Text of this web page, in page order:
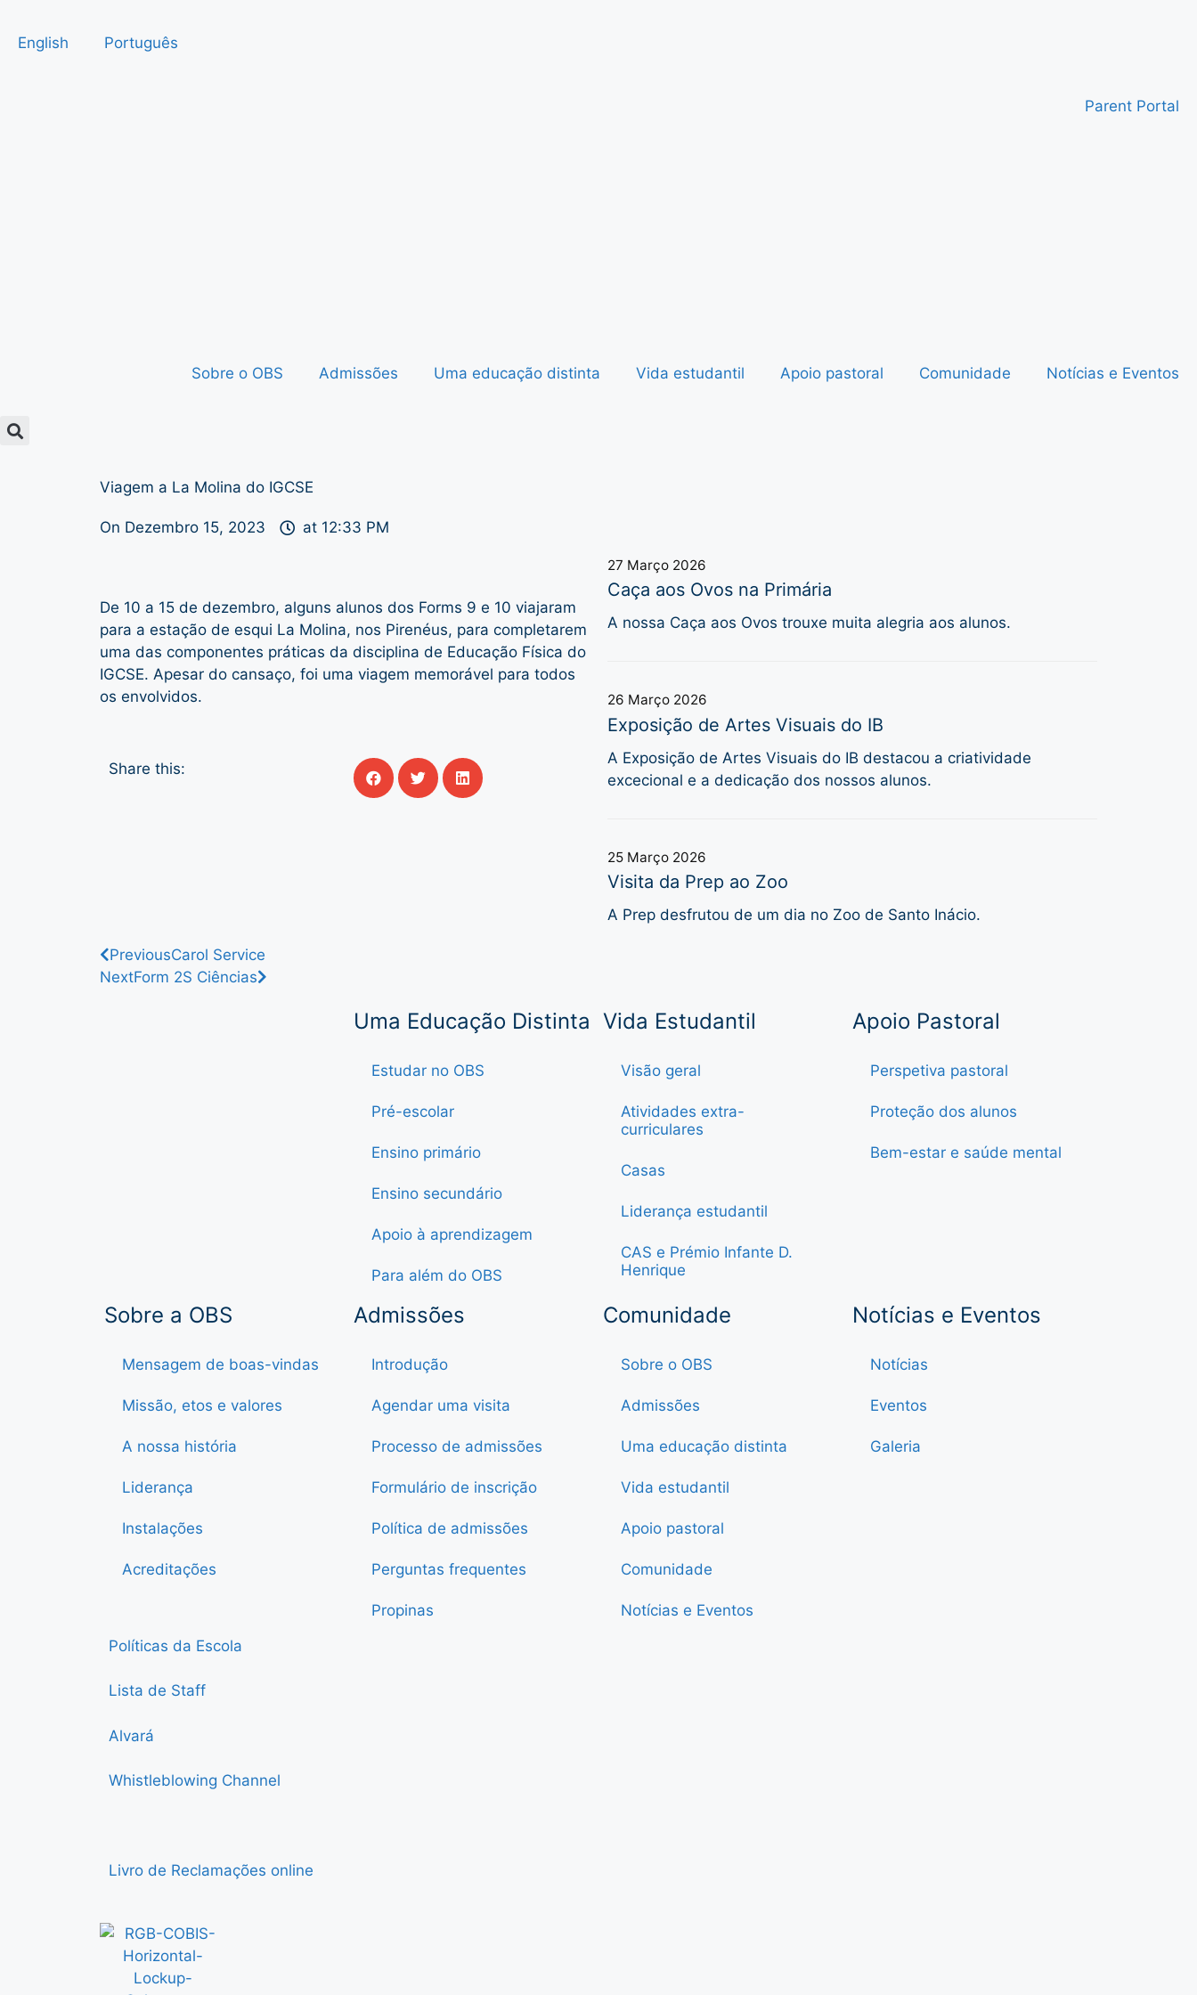
English Português
Parent Portal
Sobre o OBS Admissões Uma educação distinta Vida estudantil Apoio pastoral Comunidade Notícias e Eventos
Viagem a La Molina do IGCSE
On Dezembro 15, 2023 at 12:33 PM
De 10 a 15 de dezembro, alguns alunos dos Forms 9 e 10 viajaram
para a estação de esqui La Molina, nos Pirenéus, para completarem
uma das componentes práticas da disciplina de Educação Física do
IGCSE. Apesar do cansaço, foi uma viagem memorável para todos
os envolvidos.
Share this:
27 Março 2026
Caça aos Ovos na Primária
A nossa Caça aos Ovos trouxe muita alegria aos alunos.
26 Março 2026
Exposição de Artes Visuais do IB
A Exposição de Artes Visuais do IB destacou a criatividade
excecional e a dedicação dos nossos alunos.
25 Março 2026
Visita da Prep ao Zoo
A Prep desfrutou de um dia no Zoo de Santo Inácio.
PreviousCarol Service
NextForm 2S Ciências
Uma Educação Distinta
Estudar no OBS
Pré-escolar
Ensino primário
Ensino secundário
Apoio à aprendizagem
Para além do OBS
Vida Estudantil
Visão geral
Atividades extra-
curriculares
Casas
Liderança estudantil
CAS e Prémio Infante D.
Henrique
Apoio Pastoral
Perspetiva pastoral
Proteção dos alunos
Bem-estar e saúde mental
Sobre a OBS
Mensagem de boas-vindas
Missão, etos e valores
A nossa história
Liderança
Instalações
Acreditações
Admissões
Introdução
Agendar uma visita
Processo de admissões
Formulário de inscrição
Política de admissões
Perguntas frequentes
Propinas
Comunidade
Sobre o OBS
Admissões
Uma educação distinta
Vida estudantil
Apoio pastoral
Comunidade
Notícias e Eventos
Notícias e Eventos
Notícias
Eventos
Galeria
Políticas da Escola
Lista de Staff
Alvará
Whistleblowing Channel
Livro de Reclamações online